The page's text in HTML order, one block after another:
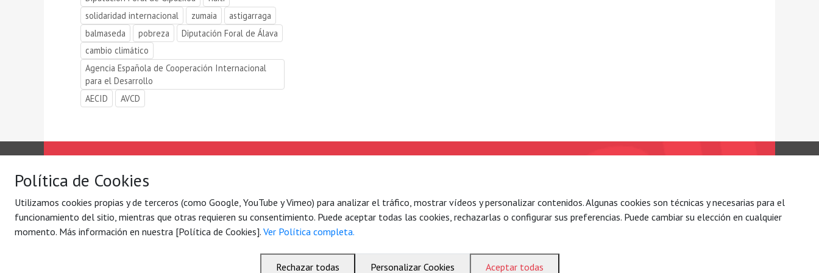
solidaridad internacional
zumaia
astigarraga
balmaseda
pobreza
Diputación Foral de Álava
cambio climático
Agencia Española de Cooperación Internacional
para el Desarrollo
AECID
AVCD
Quiénes somos
Con quién
Contacto
Blog
Agenda
Política de privacidad
Tel. 944 792 258
(34) 7177 884 061 006
© 2026 Solidaridad Internacional – Nazioarteko Elkartasuna
Política de Cookies
Utilizamos cookies propias y de terceros (como Google, YouTube y Vimeo) para analizar el tráfico, mostrar vídeos y personalizar contenidos. Algunas cookies son técnicas y necesarias para el
funcionamiento del sitio, mientras que otras requieren su consentimiento. Puede aceptar todas las cookies, rechazarlas o configurar sus preferencias. Puede cambiar su elección en cualquier
momento. Más información en nuestra [Política de Cookies]. Ver Política completa.
Rechazar todas Personalizar Cookies Aceptar todas